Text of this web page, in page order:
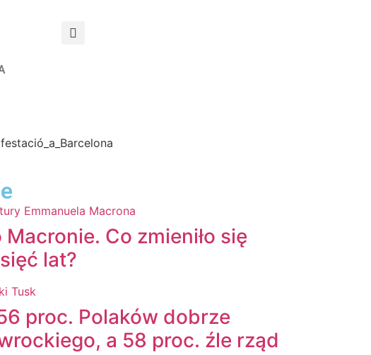
Macronie. Co zmieniło się
lat?
proc. Polaków dobrze
a 58 proc. źle rząd